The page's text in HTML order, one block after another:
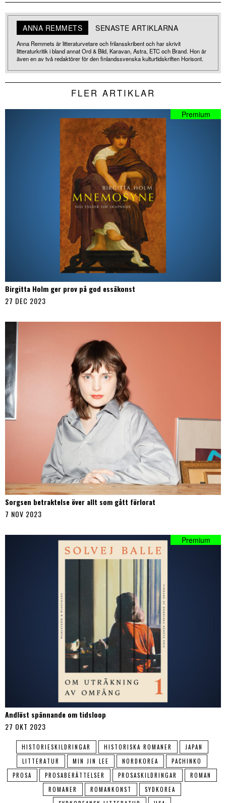
ANNA REMMETS SENASTE ARTIKLARNA
Anna Remmets är litteraturvetare och frilansskribent och har skrivit
litteraturkritik i bland annat Ord & Bild, Karavan, Astra, ETC och Brand. Hon är
även en av två redaktörer för den finlandssvenska kulturtidskriften Horisont.
FLER ARTIKLAR
Birgitta Holm ger prov på god essäkonst
27 DEC 2023
Sorgsen betraktelse över allt som gått förlorat
7 NOV 2023
Andlöst spännande om tidsloop
27 OKT 2023
HISTORIESKILDRINGAR HISTORISKA ROMANER
JAPAN
LITTERATUR
MIN JIN LEE NORDKOREA
PACHINKO
PROSA
PROSABERÄTTELSER PROSASKILDRINGAR
ROMAN
ROMANER
ROMANKONST
SYDKOREA